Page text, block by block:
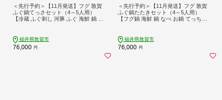
＜先行予約＞【11月発送】フグ 敦賀
ふぐ鍋てっさセット（4～5人用）
【冷蔵 ふぐ刺し 河豚 ふぐ 海鮮 鍋 な
福井県敦賀市
76,000 円
＜先行予約＞【11月発送】フグ 敦賀
ふぐ鍋たたきセット（4～5人用）
【フグ鍋 海鮮 鍋 なべ お鍋 てっちり
福井県敦賀市
76,000 円